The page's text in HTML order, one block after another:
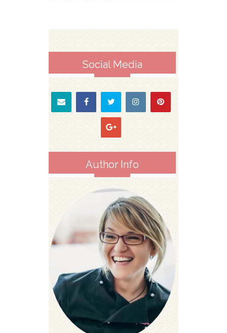
Social Media
Author Info